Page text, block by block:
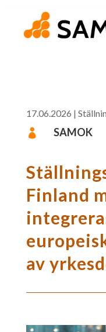
17.06.2026 |
 SAMOK
Finland
av